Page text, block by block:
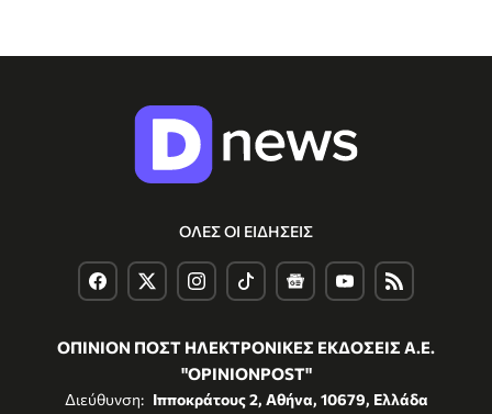
ΟΛΕΣ ΟΙ ΕΙΔΗΣΕΙΣ
ΟΠΙΝΙΟΝ ΠΟΣΤ ΗΛΕΚΤΡΟΝΙΚΕΣ ΕΚΔΟΣΕΙΣ Α.Ε.
"OPINIONPOST"
Διεύθυνση: Ιπποκράτους 2, Αθήνα, 10679, Ελλάδα